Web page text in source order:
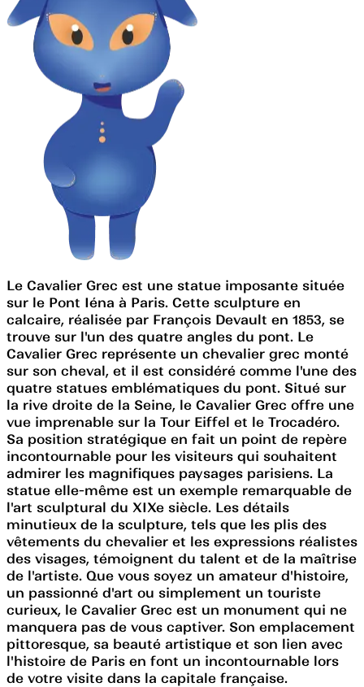
Le Cavalier Grec est une statue imposante située
sur le Pont Iéna à Paris. Cette sculpture en
calcaire, réalisée par François Devault en 1853, se
trouve sur l'un des quatre angles du pont. Le
Cavalier Grec représente un chevalier grec monté
sur son cheval, et il est considéré comme l'une des
quatre statues emblématiques du pont. Situé sur
la rive droite de la Seine, le Cavalier Grec offre une
vue imprenable sur la Tour Eiffel et le Trocadéro.
Sa position stratégique en fait un point de repère
incontournable pour les visiteurs qui souhaitent
admirer les magnifiques paysages parisiens. La
statue elle-même est un exemple remarquable de
l'art sculptural du XIXe siècle. Les détails
minutieux de la sculpture, tels que les plis des
vêtements du chevalier et les expressions réalistes
des visages, témoignent du talent et de la maîtrise
de l'artiste. Que vous soyez un amateur d'histoire,
un passionné d'art ou simplement un touriste
curieux, le Cavalier Grec est un monument qui ne
manquera pas de vous captiver. Son emplacement
pittoresque, sa beauté artistique et son lien avec
l'histoire de Paris en font un incontournable lors
de votre visite dans la capitale française.